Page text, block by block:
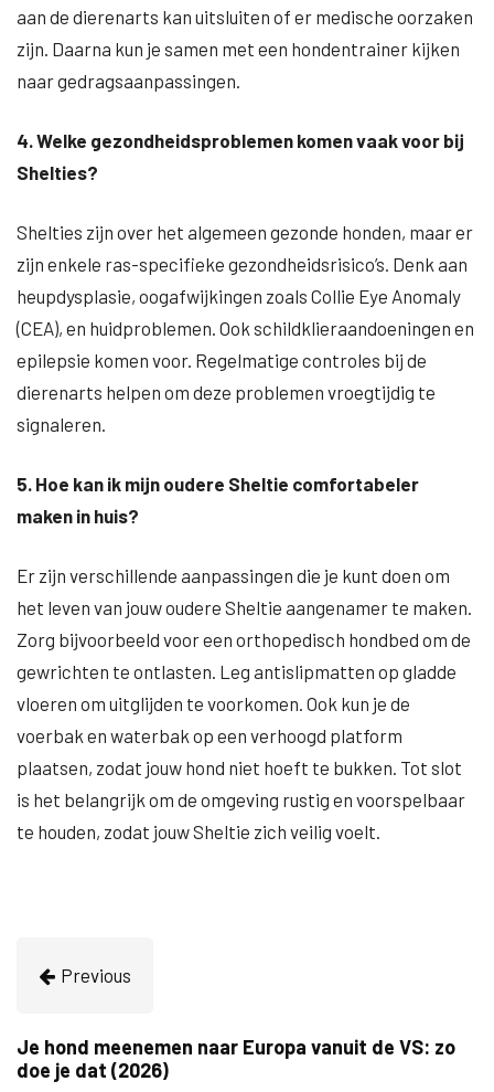
aan de dierenarts kan uitsluiten of er medische oorzaken
zijn. Daarna kun je samen met een hondentrainer kijken
naar gedragsaanpassingen.
4. Welke gezondheidsproblemen komen vaak voor bij
Shelties?
Shelties zijn over het algemeen gezonde honden, maar er
zijn enkele ras-specifieke gezondheidsrisico’s. Denk aan
heupdysplasie, oogafwijkingen zoals Collie Eye Anomaly
(CEA), en huidproblemen. Ook schildklieraandoeningen en
epilepsie komen voor. Regelmatige controles bij de
dierenarts helpen om deze problemen vroegtijdig te
signaleren.
5. Hoe kan ik mijn oudere Sheltie comfortabeler
maken in huis?
Er zijn verschillende aanpassingen die je kunt doen om
het leven van jouw oudere Sheltie aangenamer te maken.
Zorg bijvoorbeeld voor een orthopedisch hondbed om de
gewrichten te ontlasten. Leg antislipmatten op gladde
vloeren om uitglijden te voorkomen. Ook kun je de
voerbak en waterbak op een verhoogd platform
plaatsen, zodat jouw hond niet hoeft te bukken. Tot slot
is het belangrijk om de omgeving rustig en voorspelbaar
te houden, zodat jouw Sheltie zich veilig voelt.
Previous
Je hond meenemen naar Europa vanuit de VS: zo
doe je dat (2026)